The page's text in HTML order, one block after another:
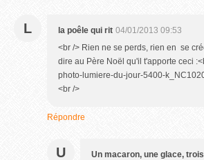
L la poêle qui rit 04/01/2013 09:53
<br /> Rien ne se perds, rien en se
dire au Père Noël qu'il t'apporte ceci
photo-lumiere-du-jour-5400-
<br />
Répondre
U Un macaron, une glace,